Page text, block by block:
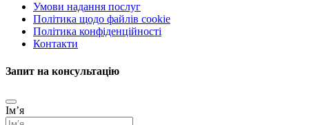
Умови надання послуг
Політика щодо файлів cookie
Політика конфіденційності
Контакти
Запит на консультацію
Імʼя